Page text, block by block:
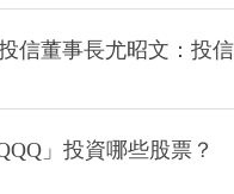
信董事長尤昭文：投信
」投資哪些股票？